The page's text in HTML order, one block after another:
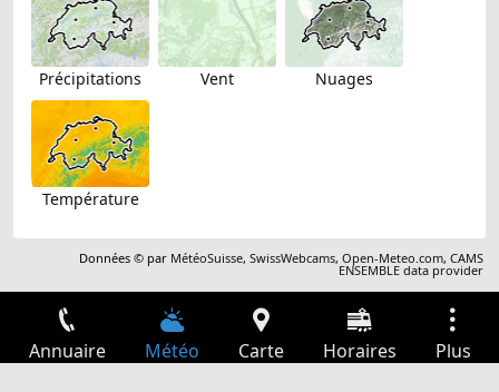
Précipitations Vent Nuages
Température
Données © par MétéoSuisse,SwissWebcams,Open-Meteo.com,CAMS
ENSEMBLE data provider
Annuaire Météo Carte Horaires Plus